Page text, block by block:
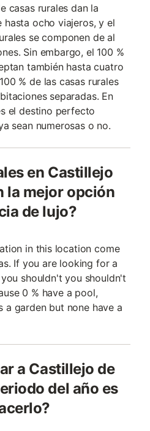
casas rurales dan la
hasta ocho viajeros, y el
se componen de al
Sin embargo, el 100 %
también hasta cuatro
% de las casas rurales
separadas. En
el destino perfecto
sean numerosas o no.
en Castillejo
la mejor opción
de lujo?
in this location come
If you are looking for a
shouldn't you shouldn't
0 % have a pool,
a garden but none have a
a Castillejo de
del año es